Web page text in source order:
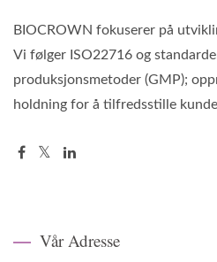
BIOCROWN fokuserer på
Vi følger ISO22716 og
produksjonsmetoder (GMP);
holdning for å tilfredsstille
Vår Adresse